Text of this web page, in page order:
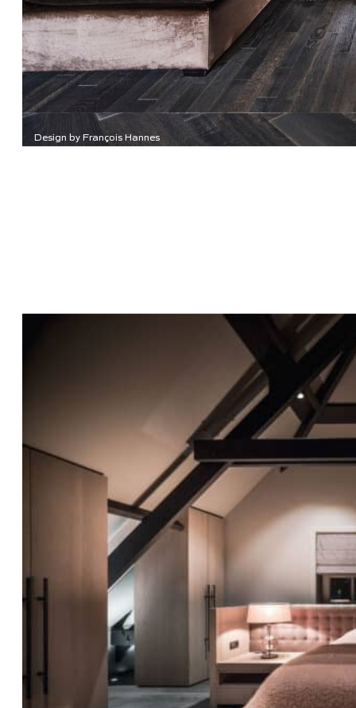
Design by François Hannes
Alles voor jouw
Bij De Groot heb je één vast aanspreekpunt die er in
voor verrassingen komt te staan. En wij
NEEM CONTACT OP